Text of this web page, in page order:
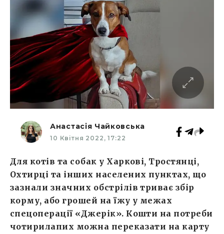
Анастасія Чайковська
10 Квітня 2022, 17:22
Для котів та собак у Харкові, Тростянці,
Охтирці та інших населених пунктах, що
зазнали значних обстрілів триває збір
корму, або грошей на їжу у межах
спецоперації «Джерік». Кошти на потреби
чотирилапих можна переказати на карту